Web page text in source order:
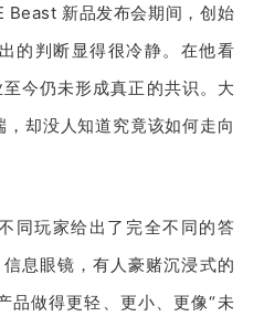
Beast 新品发布会期间，创始
的判断显得很冷静。在他看
今仍未形成真正的共识。大
却没人知道究竟该如何走向
同玩家给出了完全不同的答
信息眼镜，有人豪赌沉浸式的
品做得更轻、更小、更像“未